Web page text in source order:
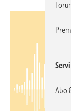
Abo